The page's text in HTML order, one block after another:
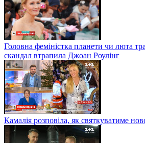
Головна феміністка планети чи люта
скандал втрапила Джоан Роулінг
Камалія розповіла, як святкуватиме